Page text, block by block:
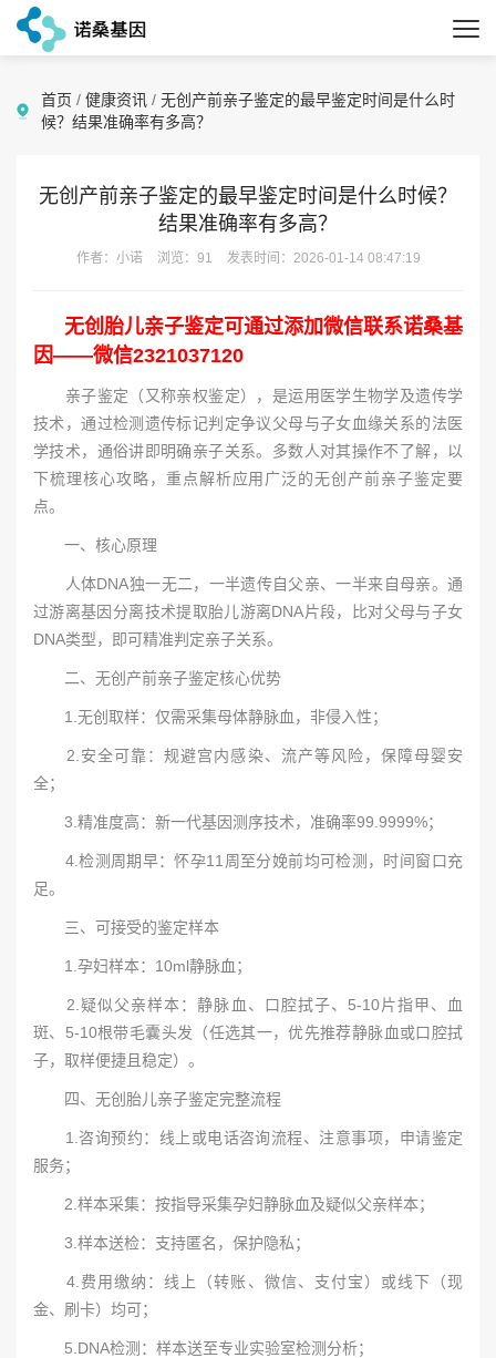
首页 / 健康资讯 / 无创产前亲子鉴定的最早鉴定时间是什么时
候？结果准确率有多高？
无创产前亲子鉴定的最早鉴定时间是什么时候？
结果准确率有多高？
作者：小诺 浏览：91 发表时间：2026-01-14 08:47:19
无创胎儿亲子鉴定可通过添加微信联系诺桑基
因——微信2321037120
亲子鉴定（又称亲权鉴定），是运用医学生物学及遗传学
技术，通过检测遗传标记判定争议父母与子女血缘关系的法医
学技术，通俗讲即明确亲子关系。多数人对其操作不了解，以
下梳理核心攻略，重点解析应用广泛的无创产前亲子鉴定要
点。
一、核心原理
人体DNA独一无二，一半遗传自父亲、一半来自母亲。通
过游离基因分离技术提取胎儿游离DNA片段，比对父母与子女
DNA类型，即可精准判定亲子关系。
二、无创产前亲子鉴定核心优势
1.无创取样：仅需采集母体静脉血，非侵入性；
2.安全可靠：规避宫内感染、流产等风险，保障母婴安
全；
3.精准度高：新一代基因测序技术，准确率99.9999%；
4.检测周期早：怀孕11周至分娩前均可检测，时间窗口充
足。
三、可接受的鉴定样本
1.孕妇样本：10ml静脉血；
2.疑似父亲样本：静脉血、口腔拭子、5-10片指甲、血
斑、5-10根带毛囊头发（任选其一，优先推荐静脉血或口腔拭
子，取样便捷且稳定）。
四、无创胎儿亲子鉴定完整流程
1.咨询预约：线上或电话咨询流程、注意事项，申请鉴定
服务；
2.样本采集：按指导采集孕妇静脉血及疑似父亲样本；
3.样本送检：支持匿名，保护隐私；
4.费用缴纳：线上（转账、微信、支付宝）或线下（现
金、刷卡）均可；
5.DNA检测：样本送至专业实验室检测分析；